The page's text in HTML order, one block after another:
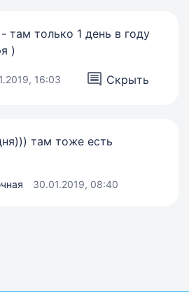
там только 1 день в году
)
16:03 Скрыть
там тоже есть
30.01.2019, 08:40